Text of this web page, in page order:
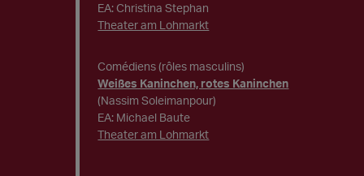
EA: Christina Stephan
Theater am Lohmarkt
Comédiens (rôles masculins)
Weißes Kaninchen, rotes Kaninchen
(Nassim Soleimanpour)
EA: Michael Baute
Theater am Lohmarkt